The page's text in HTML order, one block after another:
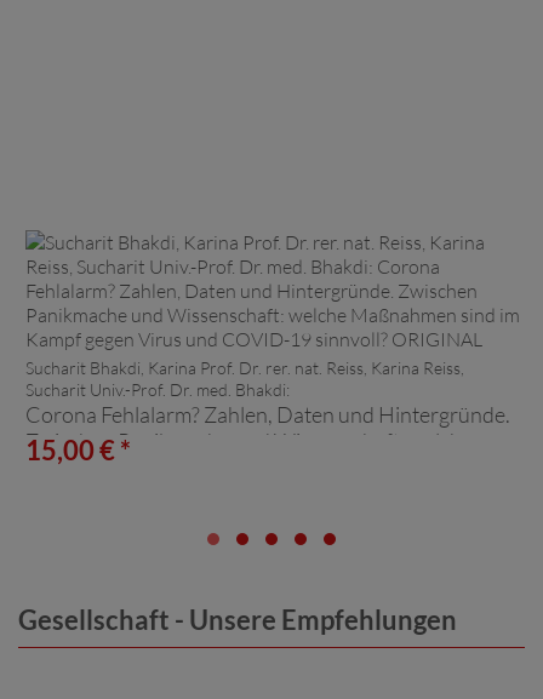
Sucharit Bhakdi, Karina Prof. Dr. rer. nat. Reiss, Karina Reiss,
Sucharit Univ.-Prof. Dr. med. Bhakdi:
Corona Fehlalarm? Zahlen, Daten und Hintergründe.
Zwischen Panikmache und Wissenschaft: welche
Maßnahmen sind im Kampf gegen Virus und COVID-
15,00 € *
Gesellschaft - Unsere Empfehlungen